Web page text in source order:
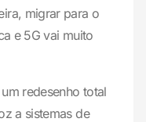
migrar para o
e 5G vai muito
redesenho total
a sistemas de